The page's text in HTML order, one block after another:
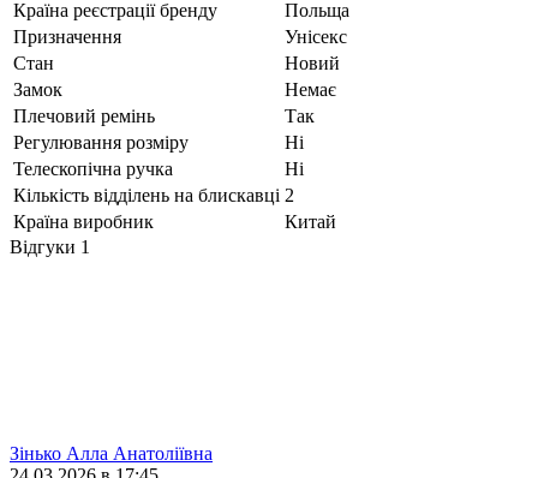
Країна реєстрації бренду
Польща
Призначення
Унісекс
Стан
Новий
Замок
Немає
Плечовий ремінь
Так
Регулювання розміру
Ні
Телескопічна ручка
Ні
Кількість відділень на блискавці 2
Країна виробник
Китай
Відгуки 1
Зінько Алла Анатоліївна